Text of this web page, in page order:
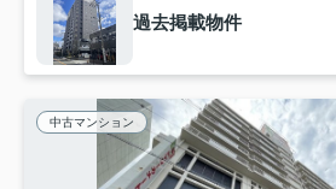
過去掲載物件
中古マンション